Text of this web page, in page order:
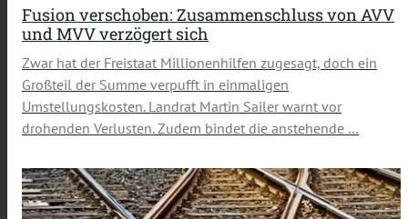
Fusion verschoben: Zusammenschluss von AVV
und MVV verzögert sich
Zwar hat der Freistaat Millionenhilfen zugesagt, doch ein
Großteil der Summe verpufft in einmaligen
Umstellungskosten. Landrat Martin Sailer warnt vor
drohenden Verlusten. Zudem bindet die anstehende …